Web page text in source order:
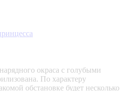
окраса с голубыми
По характеру
обстановке будет несколько